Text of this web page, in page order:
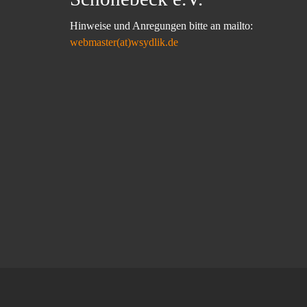
Hinweise und Anregungen bitte an mailto:
webmaster(at)wsydlik.de